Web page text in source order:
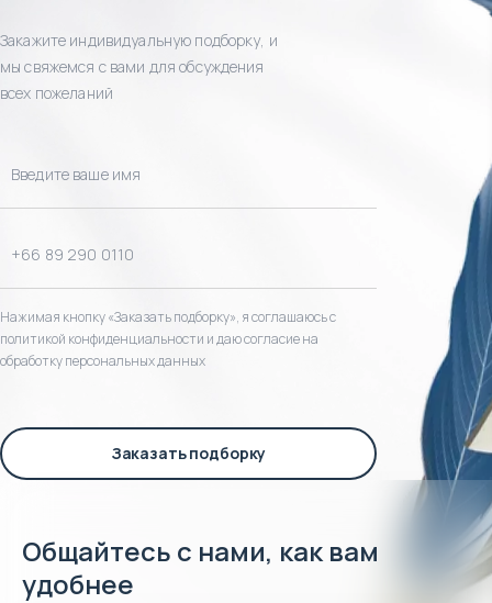
Закажите индивидуальную подборку, и
мы свяжемся с вами для обсуждения
всех пожеланий
Нажимая кнопку «Заказать подборку», я соглашаюсь с
политикой конфиденциальности и даю согласие на
обработку персональных данных
Заказать подборку
Общайтесь с нами, как вам
удобнее